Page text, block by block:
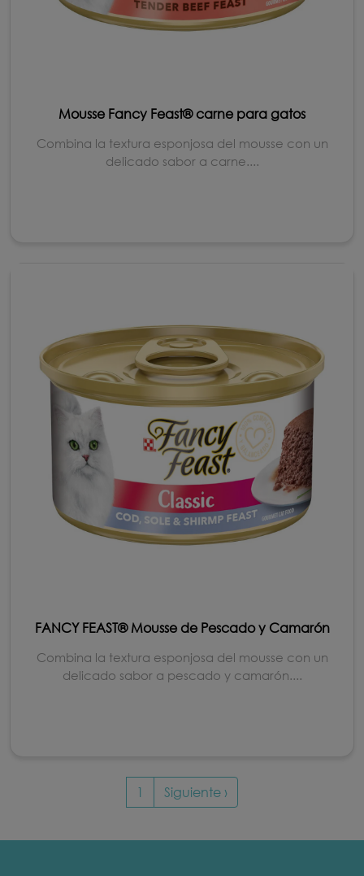
Mousse Fancy Feast® carne para gatos
Combina la textura esponjosa del mousse con un
delicado sabor a carne....
FANCY FEAST® Mousse de Pescado y Camarón
Combina la textura esponjosa del mousse con un
delicado sabor a pescado y camarón....
1 Siguiente página
Siguiente ›